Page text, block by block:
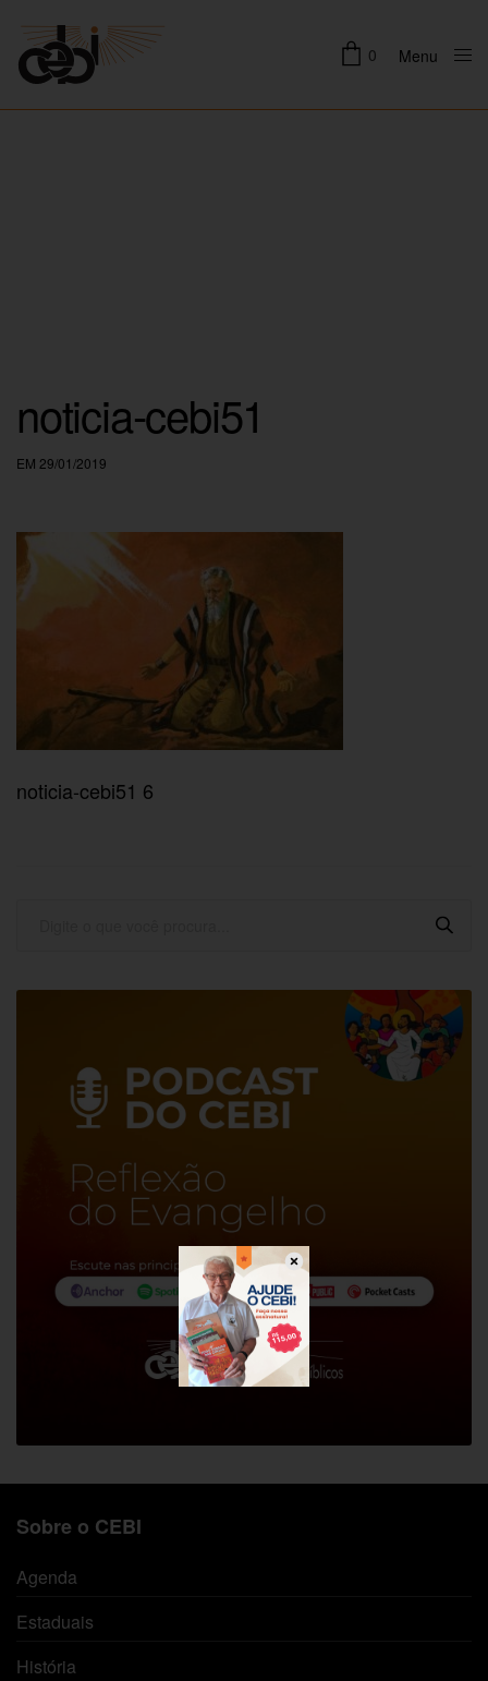
0 Menu
noticia-cebi51
EM 29/01/2019
noticia-cebi51 6
Sobre o CEBI
Agenda
Estaduais
História